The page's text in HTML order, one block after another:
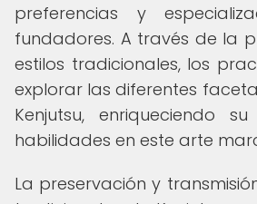
preferencias y
fundadores. A través de la
estilos tradicionales, los
explorar las diferentes
Kenjutsu, enriqueciendo
habilidades en este arte
La preservación y